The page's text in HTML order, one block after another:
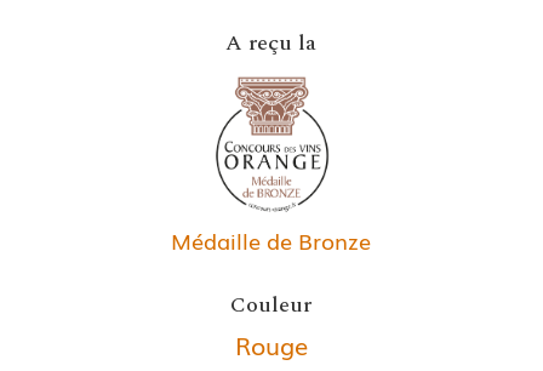
A reçu la
Médaille de Bronze
Couleur
Rouge